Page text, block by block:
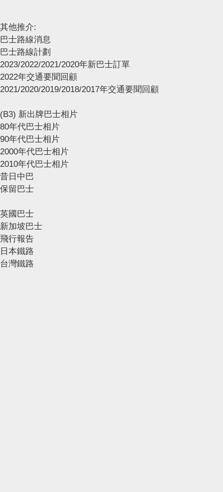
其他推介:
巴士路線消息
巴士路線計劃
2023/2022/2021/2020年新巴士訂單
2022年交通要聞回顧
2021/2020/2019/2018/2017年交通要聞回顧
(B3) 新出牌巴士相片
80年代巴士相片
90年代巴士相片
2000年代巴士相片
2010年代巴士相片
昔日中巴
保留巴士
英國巴士
新加坡巴士
飛行報告
日本鐵路
台灣鐵路